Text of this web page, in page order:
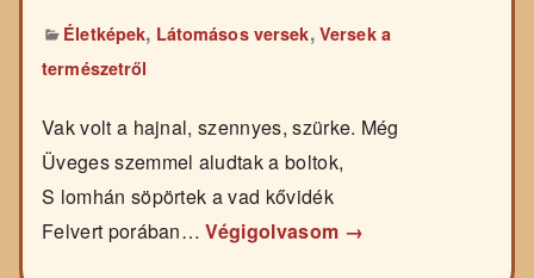
Életképek, Látomásos versek, Versek a
természetről
Vak volt a hajnal, szennyes, szürke. Még
Üveges szemmel aludtak a boltok,
S lomhán söpörtek a vad kővidék
Felvert porában…Végigolvasom →